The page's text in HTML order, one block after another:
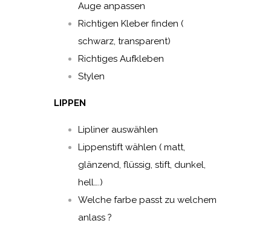
Auge anpassen
Richtigen Kleber finden (
schwarz, transparent)
Richtiges Aufkleben
Stylen
LIPPEN
Lipliner auswählen
Lippenstift wählen ( matt,
glänzend, flüssig, stift, dunkel,
hell….)
Welche farbe passt zu welchem
anlass ?